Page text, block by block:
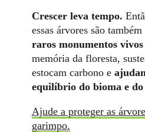
Crescer leva tempo.
essas árvores são também
raros monumentos vivos
memória da floresta,
estocam carbono e
equilíbrio do bioma e
Ajude a proteger as
garimpo.